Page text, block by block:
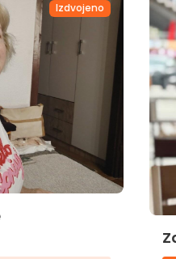
Izdvojeno